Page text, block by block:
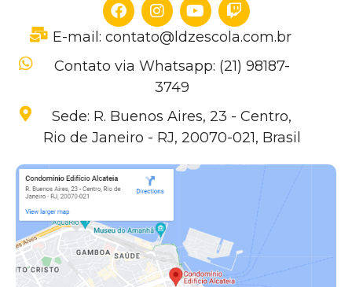
E-mail: contato@ldzescola.com.br
Contato via Whatsapp: (21) 98187-
3749
Sede: R. Buenos Aires, 23 - Centro,
Rio de Janeiro - RJ, 20070-021, Brasil